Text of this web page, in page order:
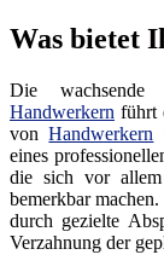
Was bietet
Die wachsende
Handwerkern führt
vonHandwerkern
eines
die sich vor allem
bemerkbar
durch gezielte
Verzahnung der